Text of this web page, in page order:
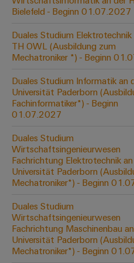
für
die
Wasser-
Abwasserindustrie
Wasserstoff
Wasserstoff
Schlüsseltechnologie
für
die
Energiewende
Effizienter
Betrieb
von
Windparks
Werkzeuge
Automaten
Software
Markierer
Industriedrucker
Cabinet
Infrastructure
Bestückte
Klemmenleisten
Bielefeld - Beginn 01.07.2027
Duales Studium Elektrotechnik
TH OWL (Ausbildung zum
Mechatroniker *) - Beginn
Duales Studium Informatik an
Universität Paderborn
Fachinformatiker*) - Beginn
01.07.2027
Duales Studium
Wirtschaftsingenieurwesen
Fachrichtung Elektrotechnik
Universität Paderborn
Mechatroniker*) - Beginn
Duales Studium
Wirtschaftsingenieurwesen
Fachrichtung Maschinenbau
Universität Paderborn
Mechatroniker*) - Beginn